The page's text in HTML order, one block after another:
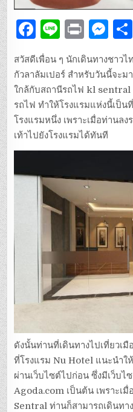
F
a
c
e
b
o
o
Li
e
P
n
t
M
es
se
n
g
er
สวัสดีเพื่อน ๆ นักเดินทางชาวไ
กัวลาลัมเปอร์ สำหรับวันนี้จะม
ใกล้กับสถานีรถไฟ kl sentral
รถไฟ ทำให้โรงแรมแห่งนี้เป็
โรงแรมหนึ่ง เพราะเมื่อท่านล
เท้าไปยังโรงแรมได้ทันที
ดังนั้นท่านที่เดินทางไปเที่ยวเมื
ที่โรงแรม Nu Hotel แนะนำใ
ผ่านเว็บไซต์ไปก่อน ซึ่งมีเว็บไ
Agoda.com เป็นต้น เพราะเ
Sentral ท่านก็สามารถเดินทา